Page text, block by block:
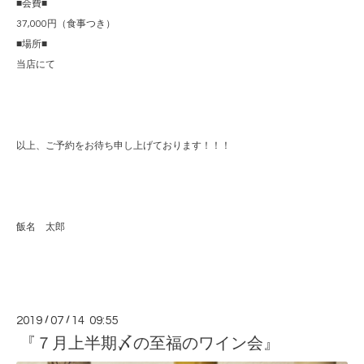
■会費■
37,000円（食事つき）
■場所■
当店にて
以上、ご予約をお待ち申し上げております！！！
飯名 太郎
2019 /07 / 14 09:55
『７月上半期〆の至福のワイン会』